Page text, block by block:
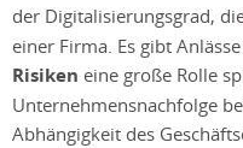
der Digitalisierungsgrad,
einer Firma. Es gibt
Risiken eine große Rolle
Unternehmensnachfolge
Abhängigkeit des